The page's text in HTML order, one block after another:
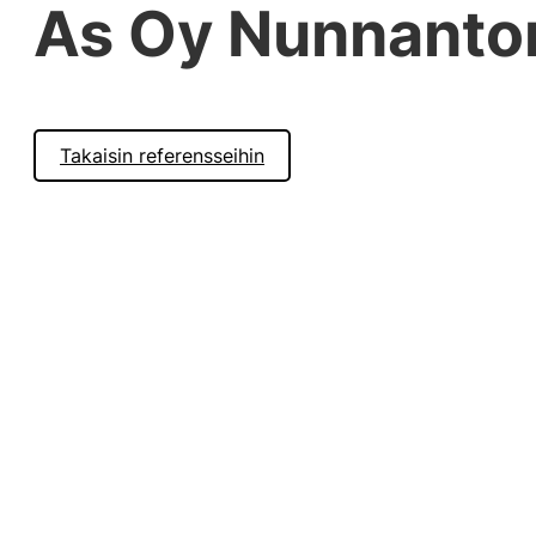
As Oy
Takaisin referensseihin